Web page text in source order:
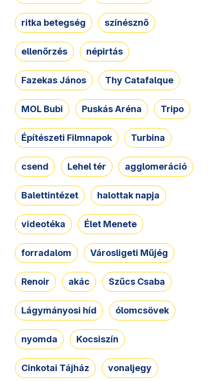
ritka betegség színésznő
ellenőrzés népirtás
Fazekas János Thy Catafalque
MOL Bubi Puskás Aréna Tripo
Építészeti Filmnapok Turbina
csend Lehel tér agglomeráció
Balettintézet halottak napja
videotéka Élet Menete
forradalom Városligeti Műjég
Renoir akác Szűcs Csaba
Lágymányosi híd ólomcsövek
nyomda Kocsiszín
Cinkotai Tájház vonaljegy